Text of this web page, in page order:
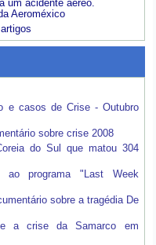
um acidente aéreo.
Aeroméxico
e casos de Crise - Outubro
sobre crise 2008
do Sul que matou 304
ao programa "Last Week
sobre a tragédia De
a crise da Samarco em